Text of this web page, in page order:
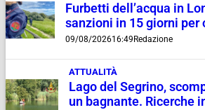
Furbetti dell’acqua in
sanzioni in 15 giorni per
09/08/202616:49 Redazione
ATTUALITÀ
Lago del Segrino,
un bagnante. Ricerche